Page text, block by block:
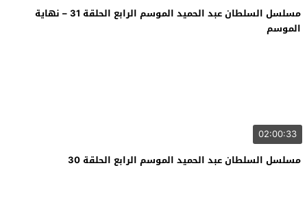
مسلسل السلطان عبد الحميد الموسم الرابع الحلقة 31 – نهاية
الموسم
02:00:33
مسلسل السلطان عبد الحميد الموسم الرابع الحلقة 30